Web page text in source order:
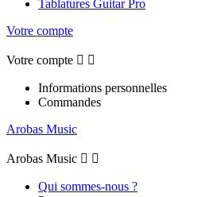
Tablatures Guitar Pro
Votre compte
Votre compte  
Informations personnelles
Commandes
Arobas Music
Arobas Music  
Qui sommes-nous ?